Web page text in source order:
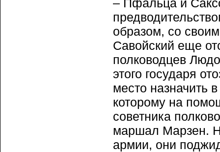
– Пфальца и
образом, со
Савойский еще
полководцев
этого государя
место назначить
которому на
советника
маршал Марзен.
армии, они